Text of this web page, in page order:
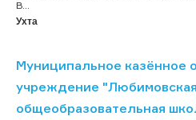
В...
Ухта
Муниципальное казённое
учреждение
общеобразовательная